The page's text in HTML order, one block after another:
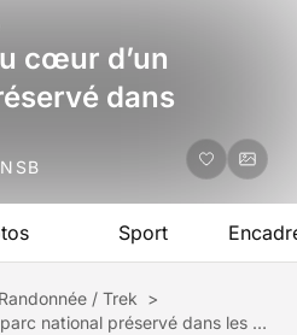
cœur d’un
dans
Sport
/ Trek >
Séjour nature au cœur d’un parc national préservé dans les Cévennes